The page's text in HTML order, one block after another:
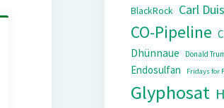
BlackRock Carl
CO-Pipeline
Dhünnaue Donald
Endosulfan
Fridays for
Glyphosat